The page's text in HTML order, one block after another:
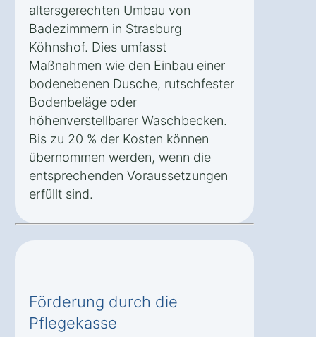
altersgerechten Umbau von
Badezimmern in Strasburg
Köhnshof. Dies umfasst
Maßnahmen wie den Einbau einer
bodenebenen Dusche, rutschfester
Bodenbeläge oder
höhenverstellbarer Waschbecken.
Bis zu 20 % der Kosten können
übernommen werden, wenn die
entsprechenden Voraussetzungen
erfüllt sind.
Förderung durch die
Pflegekasse